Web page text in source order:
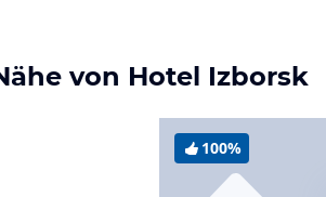
von Hotel Izborsk
100%